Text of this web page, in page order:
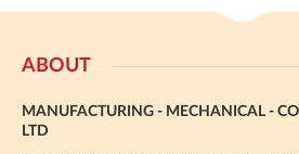
ABOUT
MANUFACTURING - MECHANICAL -
LTD